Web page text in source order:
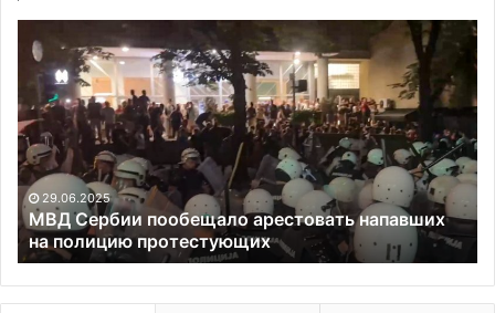
Сербии
пообещало
арестовать
напавших
на
полицию
протестующих
29.06.2025
МВД Сербии пообещало арестовать напавших
на полицию протестующих
в